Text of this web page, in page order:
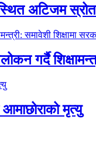
अटिजम
गर्दै
मृत्यु